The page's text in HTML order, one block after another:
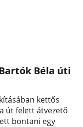
Béla úti
kettős
út felett átvezető
bontani egy